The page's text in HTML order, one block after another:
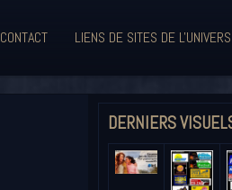
CONTACT LIENS DE SITES DE
DERNIERS